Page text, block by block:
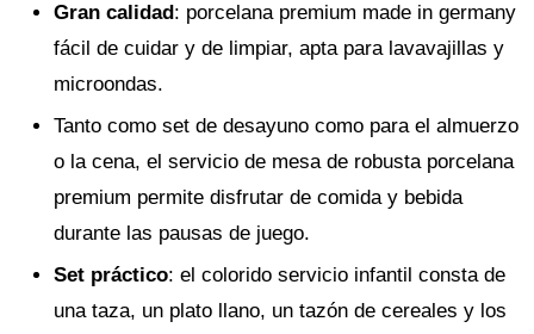
Gran calidad: porcelana premium made in germany
fácil de cuidar y de limpiar, apta para lavavajillas y
microondas.
Tanto como set de desayuno como para el almuerzo
o la cena, el servicio de mesa de robusta porcelana
premium permite disfrutar de comida y bebida
durante las pausas de juego.
Set práctico: el colorido servicio infantil consta de
una taza, un plato llano, un tazón de cereales y los